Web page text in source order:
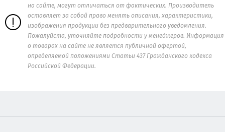
на сайте, могут отличаться от фактических. Производитель
оставляет за собой право менять описания, характеристики,
изображения продукции без предварительного уведомления.
Пожалуйста, уточняйте подробности у менеджеров. Информация
о товарах на сайте не является публичной офертой,
определяемой положениями Статьи 437 Гражданского кодекса
Российской Федерации.